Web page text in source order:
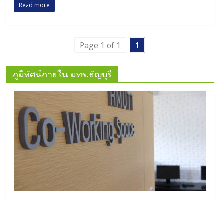
Read more
Page 1 of 1 1
ภูมิทัศน์ภายใน มทร.ธัญบุรี